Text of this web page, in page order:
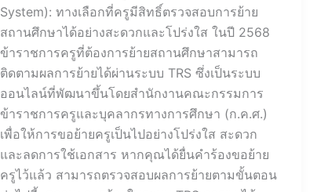
System): ทางเลือกที่ครูมีสิทธิ์ตรวจสอบการย้าย
สถานศึกษาได้อย่างสะดวกและโปร่งใส ในปี 2568
ข้าราชการครูที่ต้องการย้ายสถานศึกษาสามารถ
ติดตามผลการย้ายได้ผ่านระบบ TRS ซึ่งเป็นระบบ
ออนไลน์ที่พัฒนาขึ้นโดยสำนักงานคณะกรรมการ
ข้าราชการครูและบุคลากรทางการศึกษา (ก.ค.ศ.)
เพื่อให้การขอย้ายครูเป็นไปอย่างโปร่งใส สะดวก
และลดการใช้เอกสาร หากคุณได้ยื่นคำร้องขอย้าย
ครูไว้แล้ว สามารถตรวจสอบผลการย้ายตามขั้นตอน